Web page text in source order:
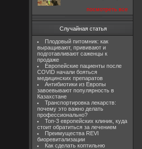
посмотреть все
Случайная статья
Плодовый питомник: как
выращивают, прививают и
подготавливают саженцы к
продаже
Европейские пациенты после
COVID начали бояться
медицинских препаратов
Антибиотики из Европы
завоевывают популярность в
Казахстане
Транспортировка лекарств:
почему это важно делать
профессионально?
Топ-3 европейских клиник, куда
стоит обратиться за лечением
Преимущества REVI
биоревитализации
Как сделать коптильню